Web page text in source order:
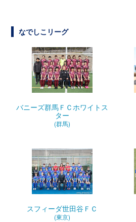
なでしこリーグ
バニーズ群馬ＦＣホワイトス
ター
(群馬)
スフィーダ世田谷ＦＣ
(東京)